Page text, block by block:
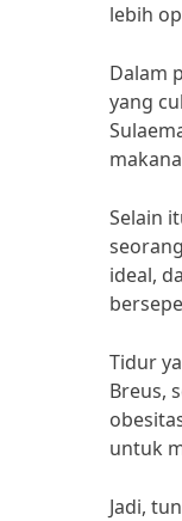
lebih
Dalam
yang
Selain
ideal,
Tidur
Breus,
untuk
Jadi,